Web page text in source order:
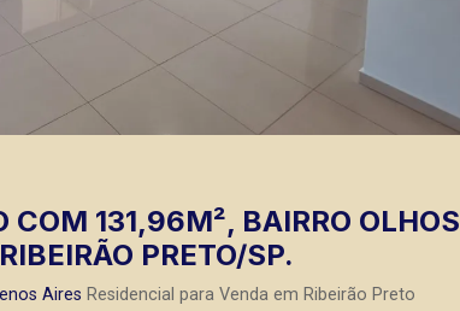
COM 131,96M², BAIRRO OLHOS
PRETO/SP.
Aires Residencial para Venda em Ribeirão Preto